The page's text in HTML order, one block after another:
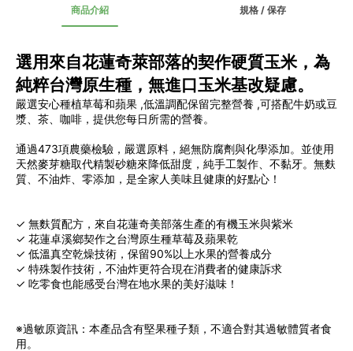
商品介紹 規格 / 保存
選用來自花蓮奇萊部落的契作硬質玉米，為
純粹台灣原生種，無進口玉米基改疑慮。
嚴選安心種植草莓和蘋果 ,低溫調配保留完整營養 ,可搭配牛奶或豆
漿、茶、咖啡，提供您每日所需的營養。
通過473項農藥檢驗，嚴選原料，絕無防腐劑與化學添加。並使用
天然麥芽糖取代精製砂糖來降低甜度，純手工製作、不黏牙。無麩
質、不油炸、零添加，是全家人美味且健康的好點心！
✓ 無麩質配方，來自花蓮奇美部落生產的有機玉米與紫米
✓ 花蓮卓溪鄉契作之台灣原生種草莓及蘋果乾
✓ 低溫真空乾燥技術，保留90%以上水果的營養成分
✓ 特殊製作技術，不油炸更符合現在消費者的健康訴求
✓ 吃零食也能感受台灣在地水果的美好滋味！
※過敏原資訊：本產品含有堅果種子類，不適合對其過敏體質者食
用。